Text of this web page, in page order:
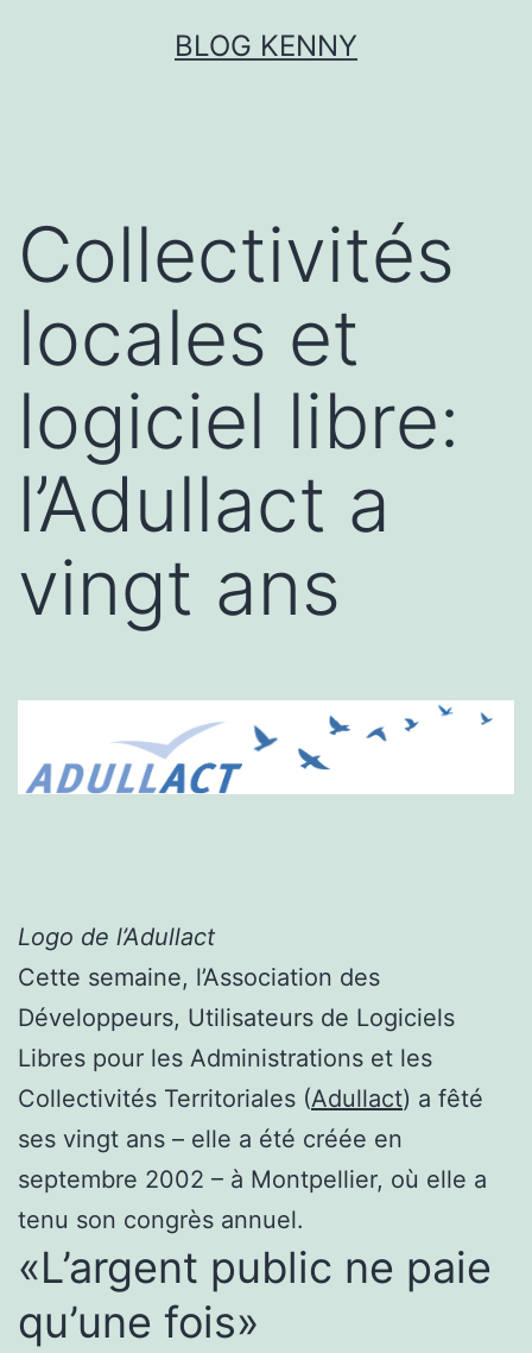
BLOG KENNY
Collectivités
locales et
logiciel libre:
l’Adullact a
vingt ans
Logo de l’Adullact
Cette semaine, l’Association des
Développeurs, Utilisateurs de Logiciels
Libres pour les Administrations et les
Collectivités Territoriales (Adullact) a fêté
ses vingt ans – elle a été créée en
septembre 2002 – à Montpellier, où elle a
tenu son congrès annuel.
«L’argent public ne paie
qu’une fois»